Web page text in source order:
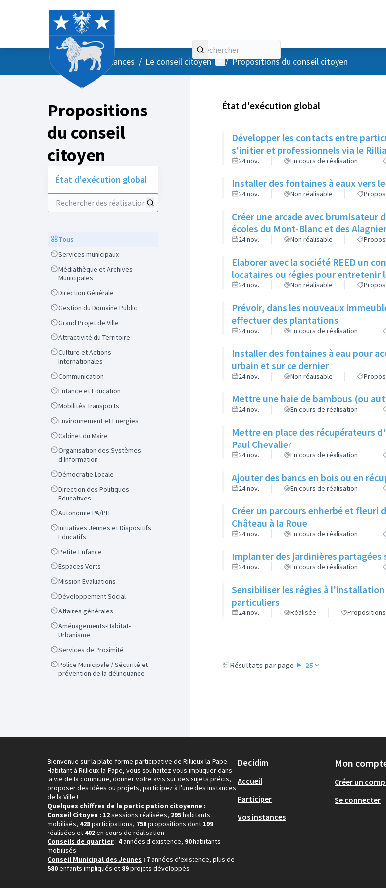
AccueilMenu principal
/ Vos instances / Le conseil citoyen Menu utilisateur
/ Propositions du conseil citoyen
Propositions
du conseil
citoyen
État d'exécution global
Rechercher des réalisations
ScopeTous
ScopeServices municipaux
Scope
Médiathèque et Archives
Municipales
ScopeDirection Générale
ScopeGestion du Domaine Public
ScopeGrand Projet de Ville
ScopeAttractivité du Territoire
Scope
Culture et Actions
Internationales
ScopeCommunication
ScopeEnfance et Education
ScopeMobilités Transports
ScopeEnvironnement et Energies
ScopeCabinet du Maire
Scope
Organisation des Systèmes
d'Information
ScopeDémocratie Locale
Scope
Direction des Politiques
Educatives
ScopeAutonomie PA/PH
Scope
Initiatives Jeunes et Dispositifs
Educatifs
ScopePetite Enfance
ScopeEspaces Verts
ScopeMission Evaluations
ScopeDéveloppement Social
ScopeAffaires générales
Scope
Aménagements-Habitat-
Urbanisme
ScopeServices de Proximité
Scope
Police Municipale / Sécurité et
prévention de la délinquance
État d'exécution global
Développer les contacts entre
s'initier et professionnels via le
24 nov. En cours de réalisation
Installer des fontaines à eaux vers
24 nov. Non réalisable
Créer une arcade avec brumisateur
écoles du Mont-Blanc et des
24 nov. Non réalisable
Elaborer avec la société REED un
locataires ou régies pour entretenir
24 nov. Non réalisable
Prévoir, dans les nouveaux
effectuer des plantations
24 nov. En cours de réalisation
Installer des fontaines à eau pour
urbain et sur ce dernier
24 nov. Non réalisable
Mettre une haie de bambous (ou
24 nov. En cours de réalisation
Mettre en place des récupérateurs
Paul Chevalier
24 nov. En cours de réalisation
Ajouter des bancs en bois ou en
24 nov. En cours de réalisation
Créer un parcours enherbé et fleuri
Château à la Roue
24 nov. En cours de réalisation
Implanter des jardinières partagées
24 nov. En cours de réalisation
Sensibiliser les régies à
particuliers
24 nov. Réalisée
Résultats par page : 25
Bienvenue sur la plate-forme participative de Rillieux-la-Pape.
Habitant à Rillieux-la-Pape, vous souhaitez vous impliquer dans
la vie de la commune, donner votre avis sur des sujets précis,
proposer des idées ou projets, participez à l'une des instances
de la Ville !
Quelques chiffres de la participation citoyenne :
Conseil Citoyen : 12sessions réalisées, 295habitants
mobilisés, 428participations, 758propositions dont 199
réalisées et 402en cours de réalisation
Conseils de quartier : 4années d'existence, 90habitants
mobilisés
Conseil Municipal des Jeunes : 7années d'existence, plus de
580enfants impliqués et 89projets développés
Decidim
Accueil
Participer
Vos instances
Mon
Créer un
Se connecter